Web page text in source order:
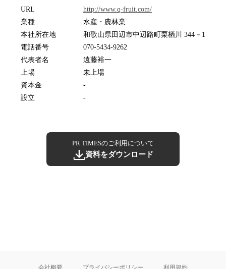
URL
http://www.q-fruit.com/
業種
水産・農林業
本社所在地
和歌山県田辺市中辺路町栗栖川 344－1
電話番号
070-5434-9262
代表者名
遠藤裕一
上場
未上場
資本金
-
設立
-
PR TIMESのご利用について
資料をダウンロード
会社概要 プライバシーポリシー 利用規約